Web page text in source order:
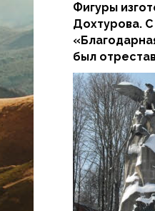
Фигуры
Дохтурова.
был